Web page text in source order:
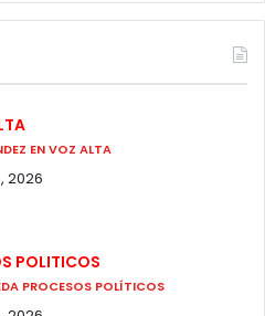
EN VOZ ALTA
2026
POLITICOS
PROCESOS POLÍTICOS